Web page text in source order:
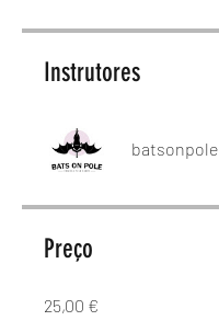
Instrutores
batsonpole
Preço
25,00 €